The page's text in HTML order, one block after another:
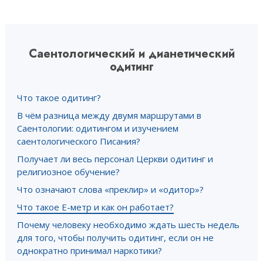
Саентологический и дианетический
одитинг
Что такое одитинг?
В чём разница между двумя маршрутами в
Саентологии: одитингом и изучением
саентологического Писания?
Получает ли весь персонал Церкви одитинг и
религиозное обучение?
Что означают слова «преклир» и «одитор»?
Что такое Е-метр и как он работает?
Почему человеку необходимо ждать шесть недель
для того, чтобы получить одитинг, если он не
однократно принимал наркотики?